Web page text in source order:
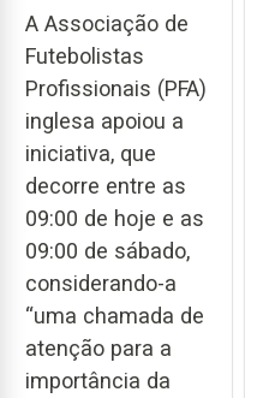
A Associação de
Futebolistas
Profissionais (PFA)
inglesa apoiou a
iniciativa, que
decorre entre as
09:00 de hoje e as
09:00 de sábado,
considerando-a
“uma chamada de
atenção para a
importância da